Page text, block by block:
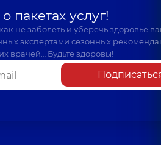
пакетах услуг!
не заболеть и уберечь здоровье
экспертами сезонных
врачей… Будьте здоровы!